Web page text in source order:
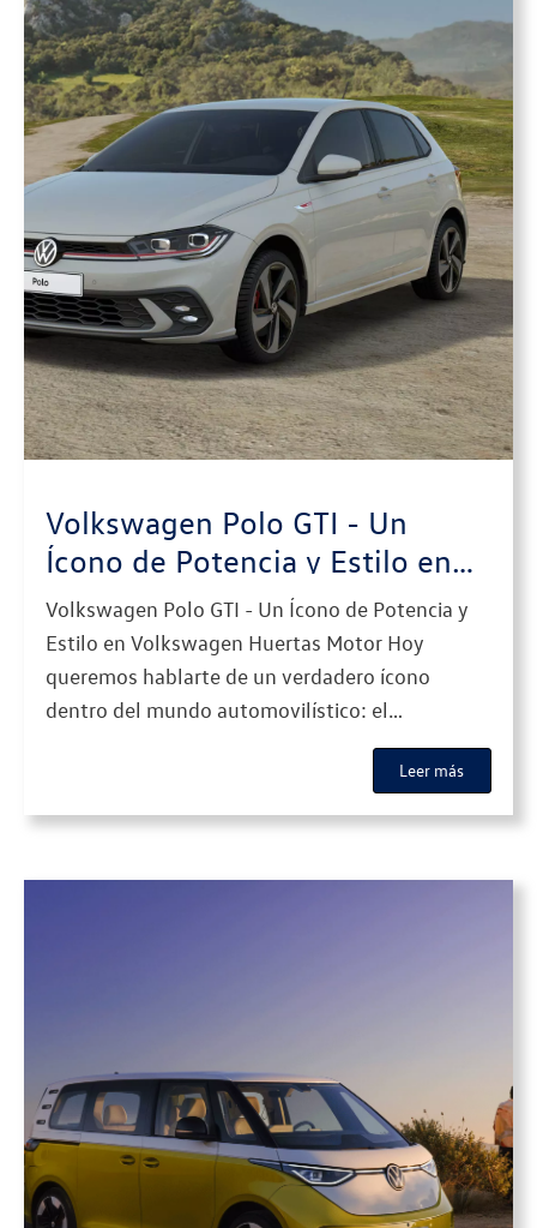
Volkswagen Polo GTI - Un
Ícono de Potencia y Estilo en
Volkswagen Huertas Motor
Volkswagen Polo GTI - Un Ícono de Potencia y
Estilo en Volkswagen Huertas Motor Hoy
queremos hablarte de un verdadero ícono
dentro del mundo automovilístico: el
Volkswagen Polo GTI. Este modelo no solo
destaca por su diseño y prestaciones, sino
también por ser una opción perfecta para
tecnología y […]
Leer más